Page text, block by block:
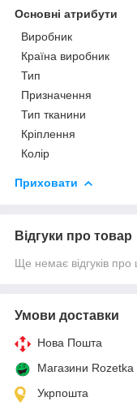
Основні атрибути
Виробник
Країна виробник
Тип
Призначення
Тип тканини
Кріплення
Колір
Приховати
Відгуки про товар
Ще немає відгуків про
Умови доставки
Нова Пошта
Магазини Rozetka
Укрпошта